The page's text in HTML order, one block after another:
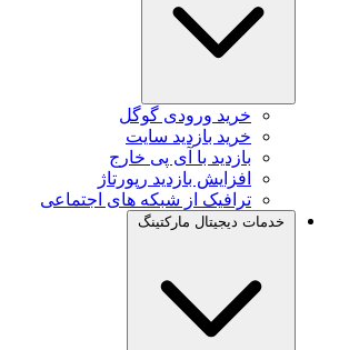
خرید ورودی گوگل
خرید بازدید سایت
بازدید با آی پی خارج
افزایش بازدید رپورتاژ
ترافیک از شبکه های اجتماعی
خدمات دیجیتال مارکتینگ